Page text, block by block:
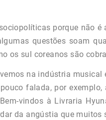
porque não
questões soam
os sul coreanos são
na indústria musical
falada, por
vindos à Livraria
da angústia que muitos